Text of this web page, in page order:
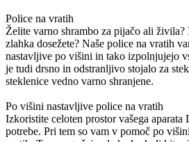
Police na vratih
Želite varno shrambo za pijačo ali živila?
zlahka dosežete? Naše police na vratih
nastavljive po višini in tako izpolnjujejo
je tudi drsno in odstranljivo stojalo za
steklenice vedno varno shranjene.
Po višini nastavljive police na vratih
Izkoristite celoten prostor vašega aparata
potrebe. Pri tem so vam v pomoč po